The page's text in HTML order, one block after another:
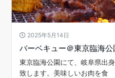
2025年5月14日
バーベキュー＠東京臨海公
東京臨海公園にて、岐阜県出
致します。美味しいお肉を食